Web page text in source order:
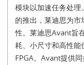
模块以加速任务处
的推出，莱迪思为
性。莱迪思Avant旨
耗、小尺寸和高性能
FPGA。Avant提供